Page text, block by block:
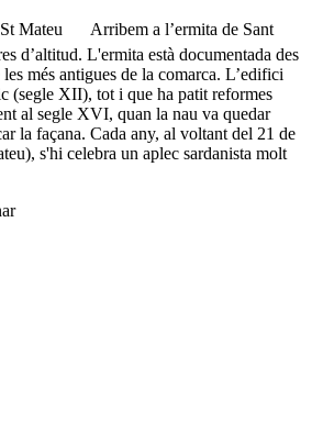
Arribem a l’ermita de Sant
d’altitud. L'ermita està documentada des
més antigues de la comarca. L’edifici
(segle XII), tot i que ha patit reformes
al segle XVI, quan la nau va quedar
la façana. Cada any, al voltant del 21 de
s'hi celebra un aplec sardanista molt